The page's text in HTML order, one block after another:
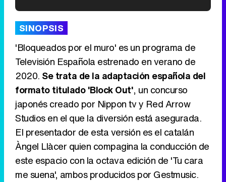
Tráiler de '33 días', la nueva serie de Atresplayer con Julián Villagrán y José Manuel Poga
SINOPSIS
'Bloqueados por el muro' es un programa de
Televisión Española estrenado en verano de
2020. Se trata de la adaptación española del
formato titulado 'Block Out', un concurso
japonés creado por Nippon tv y Red Arrow
Studios en el que la diversión está asegurada.
El presentador de esta versión es el catalán
Àngel Llàcer quien compagina la conducción de
este espacio con la octava edición de 'Tu cara
me suena', ambos producidos por Gestmusic.